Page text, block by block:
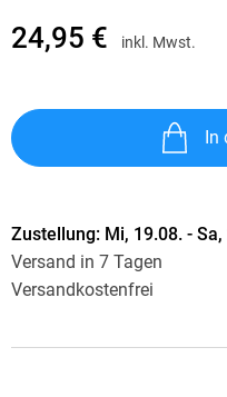
24,95 € inkl. Mwst.
Zustellung: Mi, 19.08. -
Versand in 7 Tagen
Versandkostenfrei